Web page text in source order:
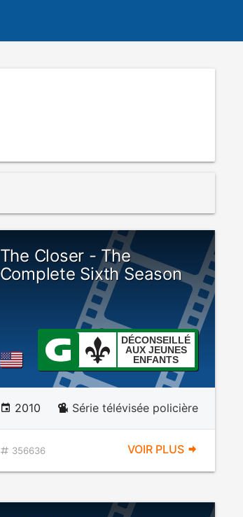
The Closer - The
Complete Sixth Season
DÉCONSEILLÉ
AUX JEUNES
ENFANTS
2010 Série télévisée policière
356636 VOIR PLUS